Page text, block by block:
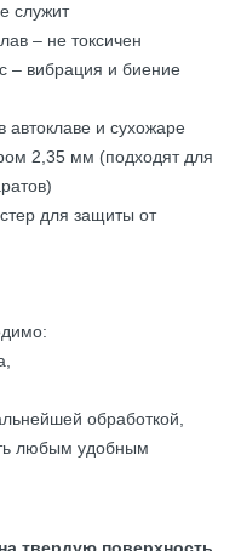
служит
– не токсичен
– вибрация и биение
автоклаве и сухожаре
2,35 мм (подходят для
для защиты от
обработкой,
любым удобным